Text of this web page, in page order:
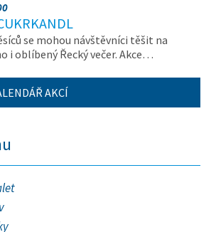
se mohou návštěvníci těšit na
i oblíbený Řecký večer. Akce…
AKCÍ